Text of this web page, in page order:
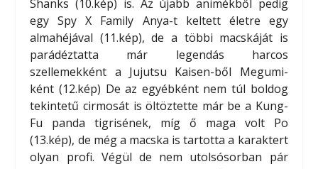
Shanks (10.kép) is. Az újabb animékből pedig
egy Spy X Family Anya-t keltett életre egy
almahéjával (11.kép), de a többi macskáját is
parádéztatta már legendás harcos
szellemekként a Jujutsu Kaisen-ből Megumi-
ként (12.kép) De az egyébként nem túl boldog
tekintetű cirmosát is öltöztette már be a Kung-
Fu panda tigrisének, míg ő maga volt Po
(13.kép), de még a macska is tartotta a karaktert
olyan profi. Végül de nem utolsósorban pár